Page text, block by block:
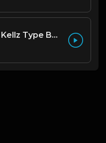
Smylez X Killa Kellz Type Beat - No Smoke (Prod. By CornerBoyYB)